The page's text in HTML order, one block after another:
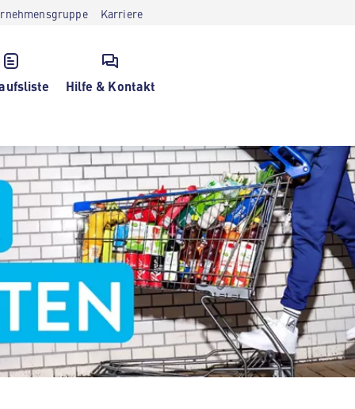
Karriere
Hilfe & Kontakt